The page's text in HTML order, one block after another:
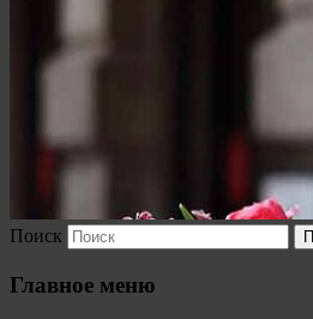
Поиск
Главное меню